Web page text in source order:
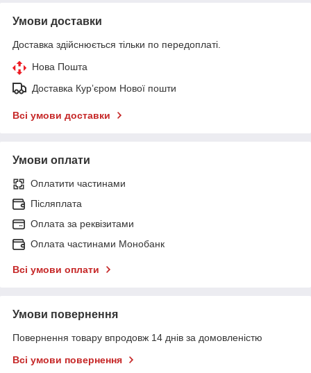
Умови доставки
Доставка здійснюється тільки по передоплаті.
Нова Пошта
Доставка Курʼєром Нової пошти
Всі умови доставки
Умови оплати
Оплатити частинами
Післяплата
Оплата за реквізитами
Оплата частинами Монобанк
Всі умови оплати
Умови повернення
Повернення товару впродовж 14 днів за домовленістю
Всі умови повернення